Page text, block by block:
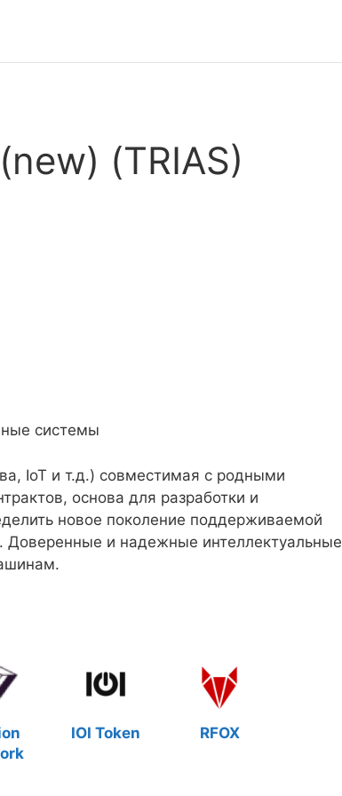
(TRIAS)
системы
IoT и т.д.) совместимая с родными
основа для разработки и
новое поколение поддерживаемой
и надежные интеллектуальные
IOI Token RFOX